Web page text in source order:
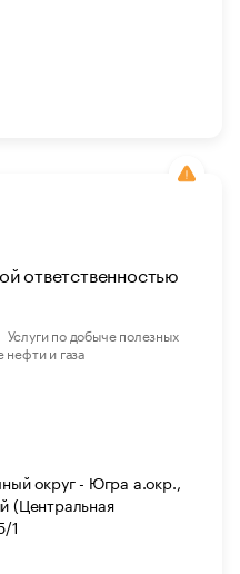
ответственностью
Услуги по добыче полезных
нефти и газа
округ - Югра а.окр.,
(Центральная
1